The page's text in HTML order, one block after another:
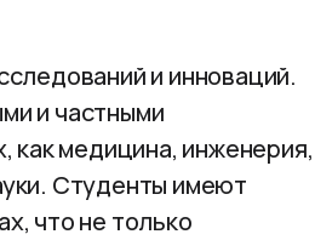
и инноваций.
и частными
как медицина, инженерия,
Студенты имеют
что не только